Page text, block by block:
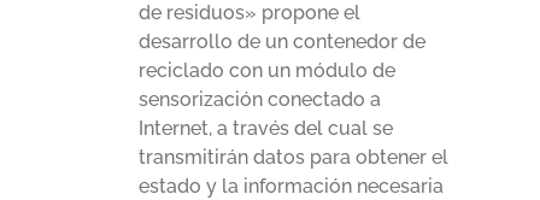
de residuos» propone el
desarrollo de un contenedor de
reciclado con un módulo de
sensorización conectado a
Internet, a través del cual se
transmitirán datos para obtener el
estado y la información necesaria